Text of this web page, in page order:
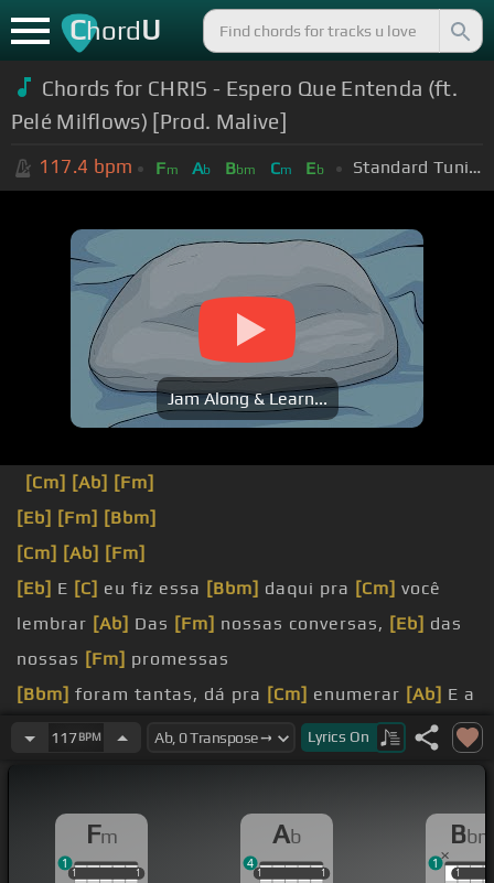
ChordU
Chords for CHRIS - Espero Que Entenda (ft.
Pelé Milflows) [Prod. Malive]
117.4 bpm Fm Ab Bbm Cm Eb Standard Tuning (EADGBE)
Jam Along & Learn...
[Cm] [Ab] [Fm]
[Eb] [Fm] [Bbm]
[Cm] [Ab] [Fm]
[Eb] E [C] eu fiz essa [Bbm] daqui pra [Cm] você
lembrar [Ab] Das [Fm] nossas conversas, [Eb] das
nossas [Fm] promessas
[Bbm] foram tantas, dá pra [Cm] enumerar [Ab] E a
gente[Fm] falava de
coisas diversas
lembrar que Eu já te[Fm]
que talvez não vá sorrir
Pelas coisas
[Fm]costumam te [Ab]alegrar
117BPM Lyrics On
Fm
1 1
1 1
1
Ab
1 1
1 1
4
Bbm
11
1